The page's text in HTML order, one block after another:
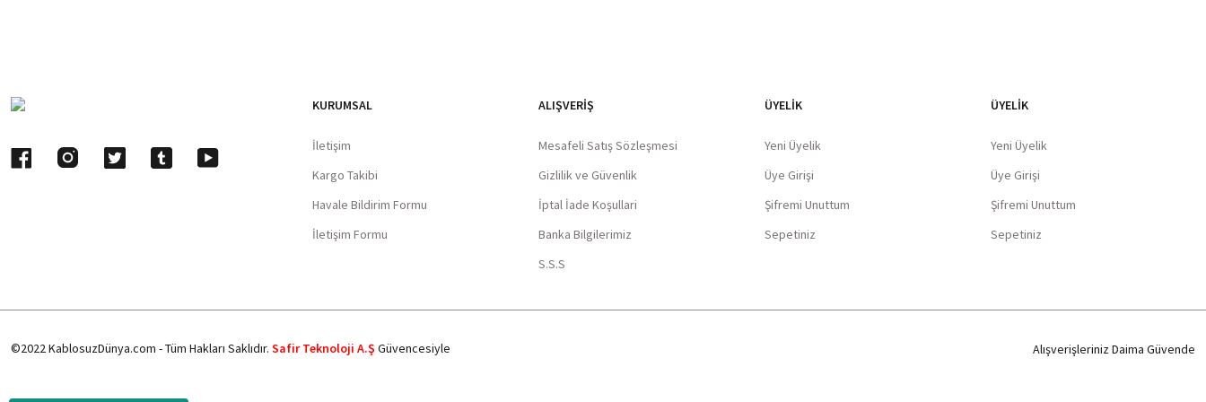
KURUMSAL
İletişim
Kargo Takibi
Havale Bildirim Formu
İletişim Formu
ALIŞVERIŞ
Mesafeli Satış Sözleşmesi
Gizlilik ve Güvenlik
İptal İade Koşullari
Banka Bilgilerimiz
S.S.S
ÜYELİK
Yeni Üyelik
Üye Girişi
Şifremi Unuttum
Sepetiniz
ÜYELİK
Yeni Üyelik
Üye Girişi
Şifremi Unuttum
Sepetiniz
©2022 KablosuzDünya.com - Tüm Hakları Saklıdır. Safir Teknoloji A.Ş Güvencesiyle Alışverişleriniz Daima Güvende